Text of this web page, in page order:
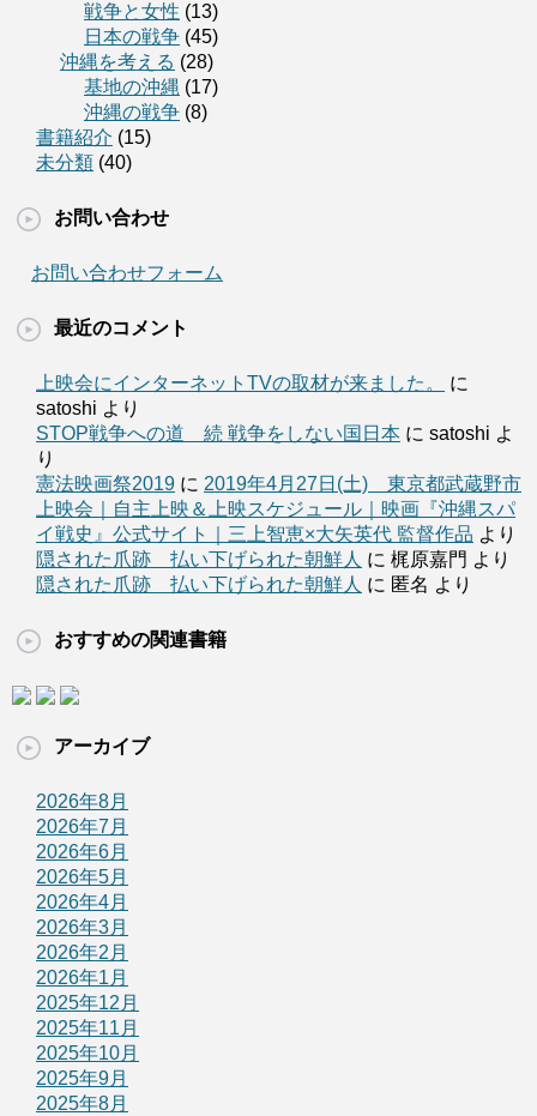
戦争と女性 (13)
日本の戦争 (45)
沖縄を考える (28)
基地の沖縄 (17)
沖縄の戦争 (8)
書籍紹介 (15)
未分類 (40)
お問い合わせ
お問い合わせフォーム
最近のコメント
上映会にインターネットTVの取材が来ました。
に
satoshi より
STOP戦争への道 続 戦争をしない国日本 に satoshi よ
り
憲法映画祭2019 に 2019年4月27日(土) 東京都武蔵野市
上映会｜自主上映＆上映スケジュール｜映画『沖縄スパ
イ戦史』公式サイト｜三上智恵×大矢英代 監督作品 より
隠された爪跡 払い下げられた朝鮮人 に 梶原嘉門 より
隠された爪跡 払い下げられた朝鮮人 に 匿名 より
おすすめの関連書籍
アーカイブ
2026年8月
2026年7月
2026年6月
2026年5月
2026年4月
2026年3月
2026年2月
2026年1月
2025年12月
2025年11月
2025年10月
2025年9月
2025年8月